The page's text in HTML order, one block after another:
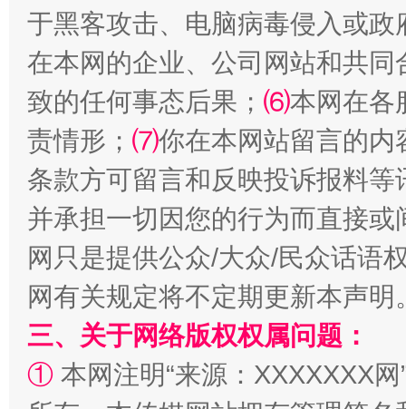
事关残疾人未来5年
规模最大的光氢储一体化项目
于黑客攻击、电脑病毒侵入或
在本网的企业、公司网站和共
致的任何事态后果； ⑹本网在各
责情形； ⑺你在本网站留言的内
条款方可留言和反映投诉报料
并承担一切因您的行为而直接
网只是提供公众/大众/民众话语
网有关规定将不定期更新本声明
三、关于网络版权权属问题：
① 本网注明“来源：XXXXXXX